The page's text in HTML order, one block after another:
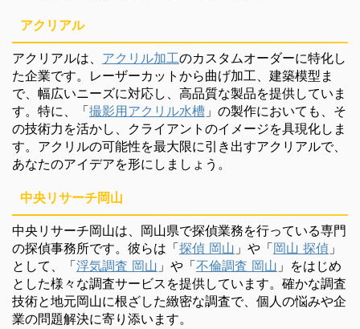
アクリアル
アクリアルは、 アクリル加工のカスタムオーダーに特化し
た企業です。レーザーカットから曲げ加工、建築模型ま
で、幅広いニーズに対応し、高品質な製品を提供していま
す。特に、「撮影用アクリル水槽 」の製作においても、そ
の技術力を活かし、クライアントのイメージを具現化しま
す。アクリルの可能性を最大限に引き出すアクリアルで、
あなたのアイデアを形にしましょう。
中央リサーチ岡山
中央リサーチ岡山は、岡山県で探偵業務を行っている専門
の探偵事務所です。彼らは「探偵 岡山 」や「岡山 探偵 」
として、「浮気調査 岡山 」や「不倫調査 岡山 」をはじめ
とした様々な調査サービスを提供しています。確かな調査
技術と地元岡山に根ざした緻密な調査で、個人の悩みや企
業の問題解決に寄り添います。